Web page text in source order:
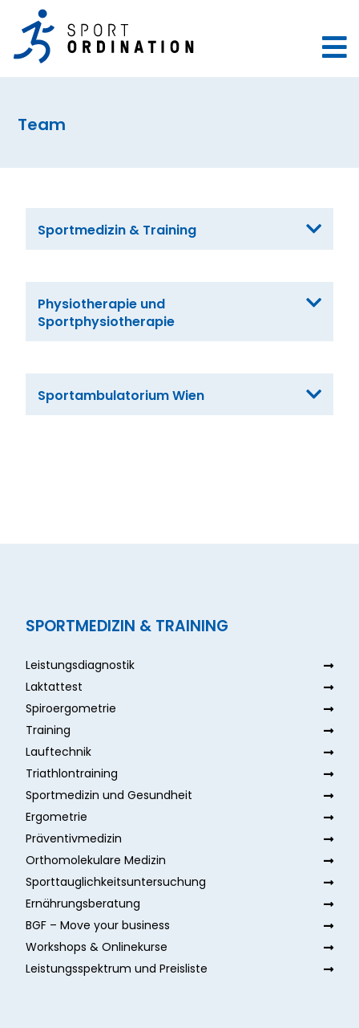
Team
Sportmedizin & Training
Physiotherapie und
Sportphysiotherapie
Sportambulatorium Wien
SPORTMEDIZIN & TRAINING
Leistungsdiagnostik
Laktattest
Spiroergometrie
Training
Lauftechnik
Triathlontraining
Sportmedizin und Gesundheit
Ergometrie
Präventivmedizin
Orthomolekulare Medizin
Sporttauglichkeitsuntersuchung
Ernährungsberatung
BGF – Move your business
Workshops & Onlinekurse
Leistungsspektrum und Preisliste